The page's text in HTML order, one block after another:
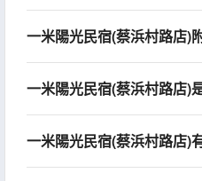
一米陽光民宿(蔡浜村路店)
一米陽光民宿(蔡浜村路店)
一米陽光民宿(蔡浜村路店)